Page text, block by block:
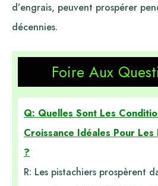
d’engrais, peuvent prospérer
décennies.
Foire Aux
Q: Quelles Sont Les
Croissance Idéales Pour Les
?
R: Les pistachiers prospèrent